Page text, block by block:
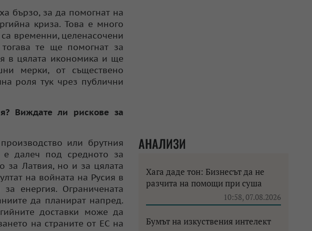
бързо, за да помогнат на
криза. Това е много
временни, целенасочени
те ще помогнат за
в цялата икономика и ще
мерки, от съществено
роля тук чрез публични
Виждате ли рискове за
или брутния
е далеч под средното за
за Латвия, но и за цялата
на войната на Русия в
енергия. Ограничената
да планират напред.
доставки може да
на страните от ЕС на
АНАЛИЗИ
Хага даде тон: Бизнесът да не
разчита на помощи при суша
10:58, 07.08.2026
Бумът на изкуствения интелект